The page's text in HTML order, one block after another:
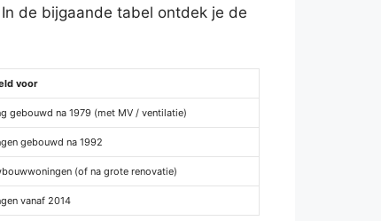
de bijgaande tabel ontdek je de
voor
gebouwd na 1979 (met MV / ventilatie)
gebouwd na 1992
(of na grote renovatie)
vanaf 2014